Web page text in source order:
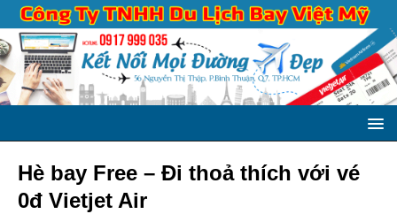
Hè bay Free – Đi thoả thích với vé
0đ Vietjet Air